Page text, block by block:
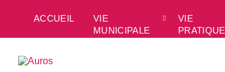
sidebar
sidebar
ACCUEIL
VIE
MUNICIPALE
VIE
PRATIQUE